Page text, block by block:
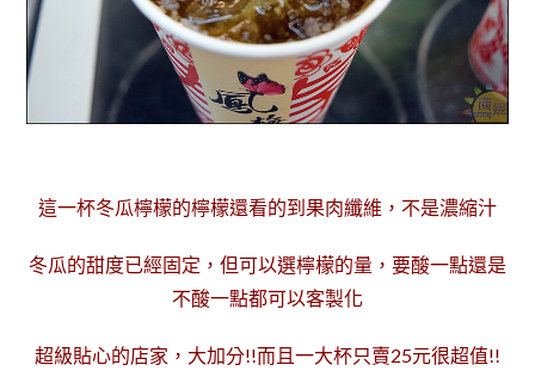
這一杯冬瓜檸檬的檸檬還看的到果肉纖維，不是濃縮汁
冬瓜的甜度已經固定，但可以選檸檬的量，要酸一點還是
不酸一點都可以客製化
超級貼心的店家，大加分!!而且一大杯只賣25元很超值!!